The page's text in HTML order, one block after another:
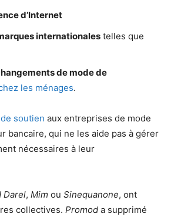
d’Internet
internationales telles que
de mode de
les ménages.
soutien aux entreprises de mode
bancaire, qui ne les aide pas à gérer
nécessaires à leur
Darel, Mim ou Sinequanone, ont
collectives. Promod a supprimé